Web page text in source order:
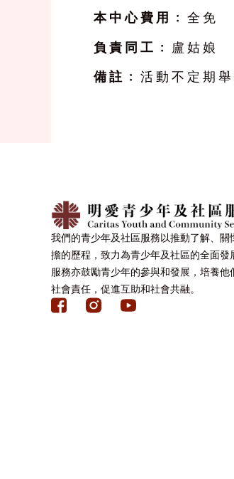
本中心費用﹕ 全免
負責同工﹕ 盧姑娘
備註﹕ 活動不定期
我們的青少年及社區服務以推動了解、關
擔的歷程，致力為青少年及社區的全面發
服務亦鼓勵青少年的參與和發展，培養他
社會責任，促進互助和社會共融。